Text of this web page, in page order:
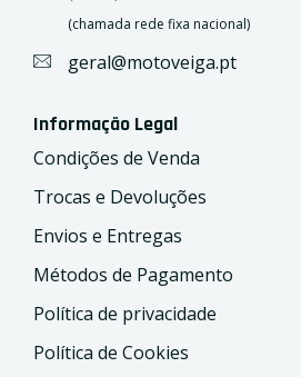
(chamada rede fixa nacional)
geral@motoveiga.pt
Informação Legal
Condições de Venda
Trocas e Devoluções
Envios e Entregas
Métodos de Pagamento
Política de privacidade
Política de Cookies